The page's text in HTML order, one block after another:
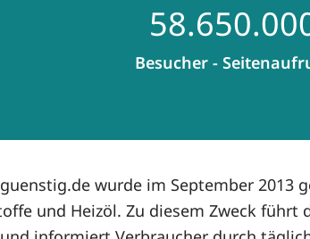
Besucher -
wurde im September
und Heizöl. Zu diesem Zweck